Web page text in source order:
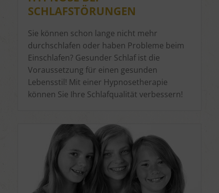
SCHLAFSTÖRUNGEN
Sie können schon lange nicht mehr
durchschlafen oder haben Probleme beim
Einschlafen? Gesunder Schlaf ist die
Voraussetzung für einen gesunden
Lebensstil! Mit einer Hypnosetherapie
können Sie Ihre Schlafqualität verbessern!